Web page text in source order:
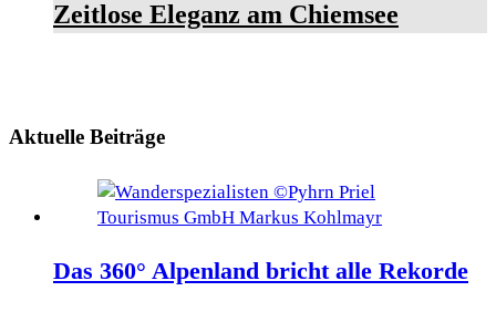
Zeitlose Eleganz am Chiemsee
Aktuelle Beiträge
Das 360° Alpenland bricht alle Rekorde